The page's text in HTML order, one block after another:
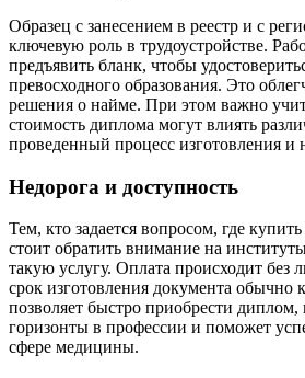
Образец с занесением в реестр и с
ключевую роль в трудоустройстве.
предъявить бланк, чтобы
превосходного образования. Это
решения о найме. При этом важно
стоимость диплома могут влиять
проведенный процесс изготовления и
Недорога и доступность
Тем, кто задается вопросом, где
стоит обратить внимание на
такую услугу. Оплата происходит без
срок изготовления документа обычно
позволяет быстро приобрести
горизонты в профессии и поможет
сфере медицины.